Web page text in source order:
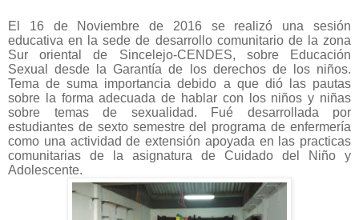
El 16 de Noviembre de 2016 se realizó una sesión
educativa en la sede de desarrollo comunitario de la zona
Sur oriental de Sincelejo-CENDES, sobre Educación
Sexual desde la Garantía de los derechos de los niños.
Tema de suma importancia debido a que dió las pautas
sobre la forma adecuada de hablar con los niños y niñas
sobre temas de sexualidad. Fué desarrollada por
estudiantes de sexto semestre del programa de enfermería
como una actividad de extensión apoyada en las practicas
comunitarias de la asignatura de Cuidado del Niño y
Adolescente.